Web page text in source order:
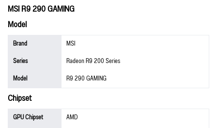
MSI R9 290 GAMING
Model
Brand
MSI
Series
Radeon R9 200 Series
Model
R9 290 GAMING
Chipset
GPU Chipset
AMD